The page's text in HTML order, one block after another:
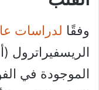
وفقًا لدراسات عام
الريسفيراترول
الموجودة في